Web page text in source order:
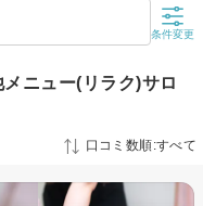
条件変更
ニュー(リラク)サロ
口コミ数順:すべて